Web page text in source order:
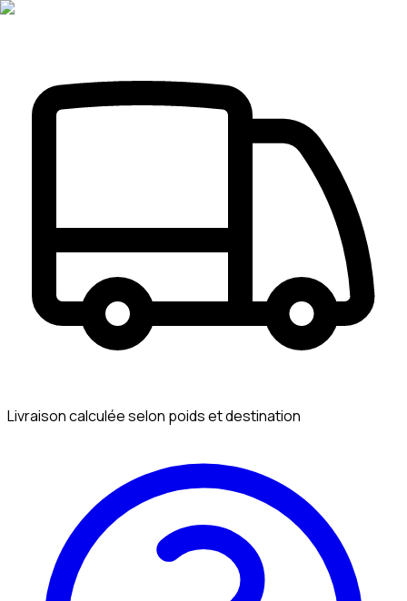
Livraison calculée selon poids et destination